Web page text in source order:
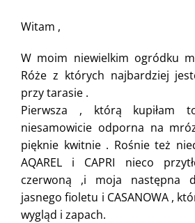
Witam ,
W moim niewielkim ogródku
Róże z których najbardziej
przy tarasie .
Pierwsza , którą kupiłam
niesamowicie odporna na
pięknie kwitnie . Rośnie też
AQAREL i CAPRI nieco
czerwoną ,i moja następna
jasnego fioletu i CASANOWA ,
wygląd i zapach.